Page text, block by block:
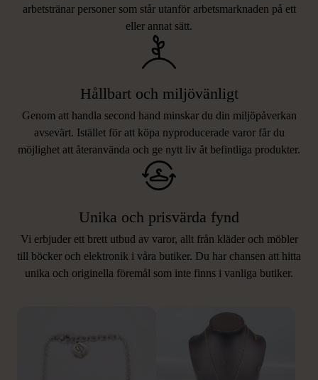
arbetstränar personer som står utanför arbetsmarknaden på ett
eller annat sätt.
Hållbart och miljövänligt
Genom att handla second hand minskar du din miljöpåverkan
avsevärt. Istället för att köpa nyproducerade varor får du
möjlighet att återanvända och ge nytt liv åt befintliga produkter.
Unika och prisvärda fynd
Vi erbjuder ett brett utbud av varor, allt från kläder och möbler
till böcker och elektronik i våra butiker. Du har chansen att hitta
unika och originella föremål som inte finns i vanliga butiker.
LIKNANDE PRODUKTER
Hitta produkter som påminner om denna